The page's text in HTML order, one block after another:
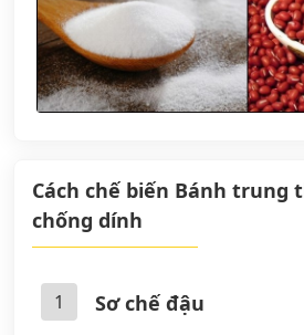
Cách chế biến Bánh trung
chống dính
1 Sơ chế đậu